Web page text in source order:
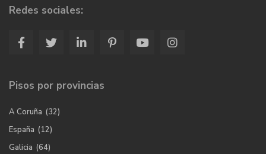
Redes sociales:
Pisos por provincias
A Coruña (32)
España (12)
Galicia (64)